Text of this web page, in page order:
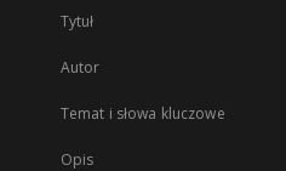
Tytuł
Autor
Temat i słowa kluczowe
Opis